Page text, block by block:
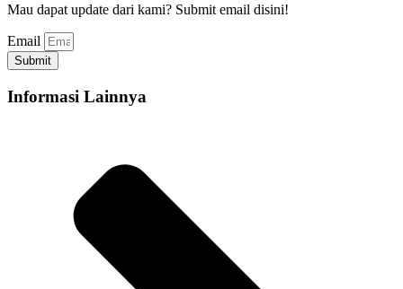
Mau dapat update dari kami? Submit email disini!
Email
Submit
Informasi Lainnya